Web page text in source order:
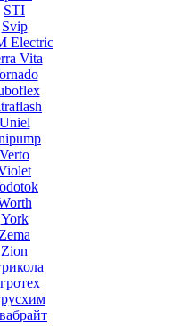
STI
Svip
Electric
Vita
Uniel
Verto
York
Zema
Zion